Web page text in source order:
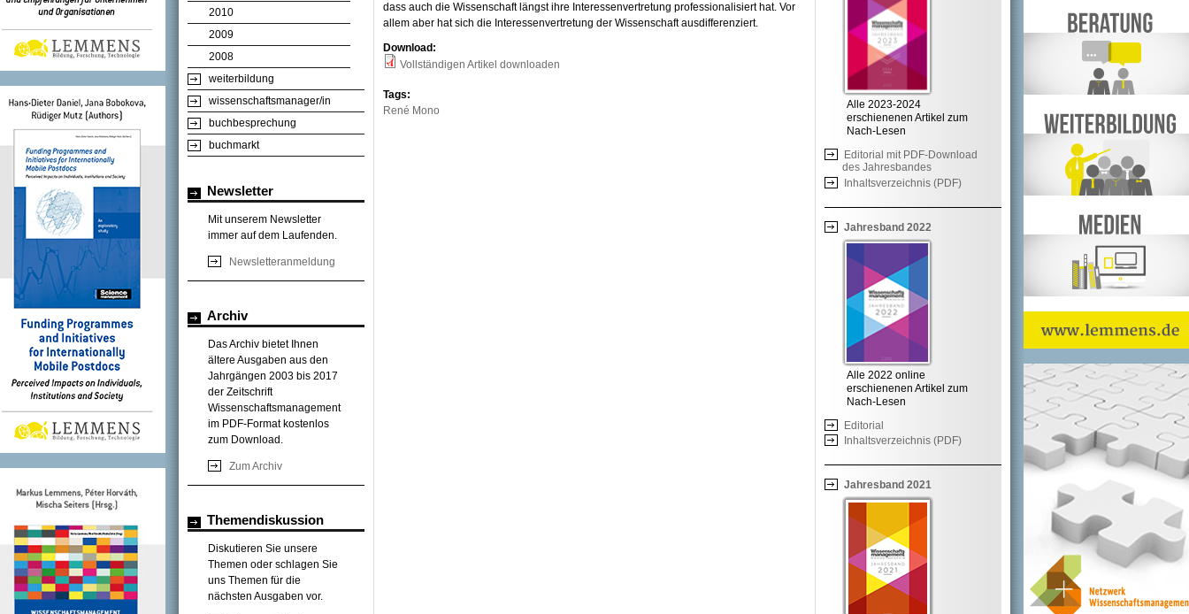
2010
2009
2008
weiterbildung
wissenschaftsmanager/in
buchbesprechung
buchmarkt
Newsletter
Mit unserem Newsletter
immer auf dem Laufenden.
Newsletteranmeldung
Archiv
Das Archiv bietet Ihnen
ältere Ausgaben aus den
Jahrgängen 2003 bis 2017
der Zeitschrift
Wissenschaftsmanagement
im PDF-Format kostenlos
zum Download.
Zum Archiv
Themendiskussion
Diskutieren Sie unsere
Themen oder schlagen Sie
uns Themen für die
nächsten Ausgaben vor.
Alle 2023-2024
erschienenen Artikel zum
Nach-Lesen
Editorial mit PDF-Download
des Jahresbandes
Inhaltsverzeichnis (PDF)
Jahresband 2022
Alle 2022 online
erschienenen Artikel zum
Nach-Lesen
Editorial
Inhaltsverzeichnis (PDF)
Jahresband 2021
dass auch die Wissenschaft längst ihre Interessenvertretung professionalisiert hat. Vor
allem aber hat sich die Interessenvertretung der Wissenschaft ausdifferenziert.
Download:
Vollständigen Artikel downloaden
Tags:
René Mono